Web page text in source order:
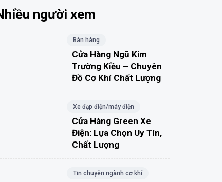
người xem
Bán hàng
Cửa Hàng Ngũ Kim
Trường Kiều – Chuyên
Đồ Cơ Khí Chất Lượng
Xe đạp điện/máy điện
Cửa Hàng Green Xe
Điện: Lựa Chọn Uy Tín,
Chất Lượng
Tin chuyên ngành cơ khí